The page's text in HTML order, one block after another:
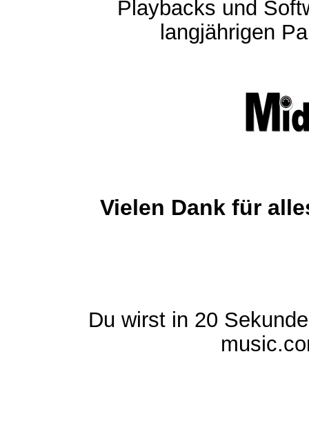
Playbacks und
langjährigen
Vielen Dank für
Du wirst in 20